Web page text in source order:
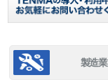
製造業